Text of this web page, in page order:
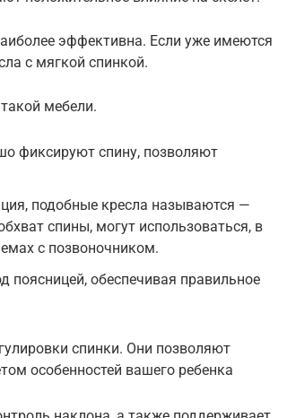
эффективна. Если уже имеются
с мягкой спинкой.
мебели.
фиксируют спину, позволяют
подобные кресла называются —
спины, могут использоваться, в
с позвоночником.
поясницей, обеспечивая правильное
спинки. Они позволяют
особенностей вашего ребенка